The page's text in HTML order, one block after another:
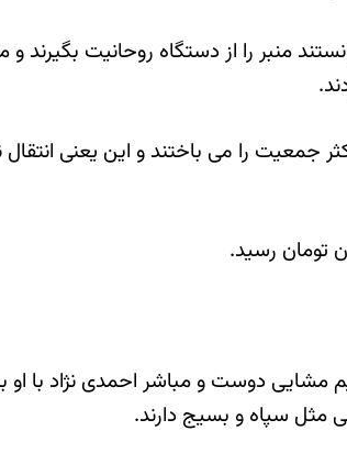
منبر را از دستگاه روحانیت بگیرند
جمعیت را می باختند و این یعنی
دوست و مباشر احمدی نژاد با او
مثل سپاه و بسیج دارند.